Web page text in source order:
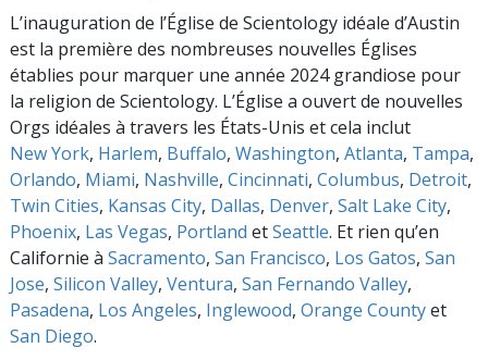
L’inauguration de l’Église de Scientology idéale d’Austin
est la première des nombreuses nouvelles Églises
établies pour marquer une année 2024 grandiose pour
la religion de Scientology. L’Église a ouvert de nouvelles
Orgs idéales à travers les États-Unis et cela inclut
New York, Harlem, Buffalo, Washington, Atlanta, Tampa,
Orlando, Miami, Nashville, Cincinnati, Columbus, Detroit,
Twin Cities, Kansas City, Dallas, Denver, Salt Lake City,
Phoenix, Las Vegas, Portland etSeattle. Et rien qu’en
Californie à Sacramento, San Francisco, Los Gatos, San
Jose, Silicon Valley, Ventura, San Fernando Valley,
Pasadena, Los Angeles, Inglewood, Orange Countyet
San Diego.